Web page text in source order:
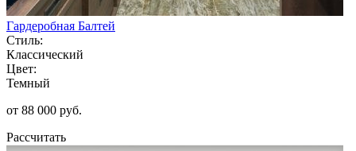
Гардеробная Балтей
Стиль:
Классический
Цвет:
Темный
от 88 000 руб.
Рассчитать